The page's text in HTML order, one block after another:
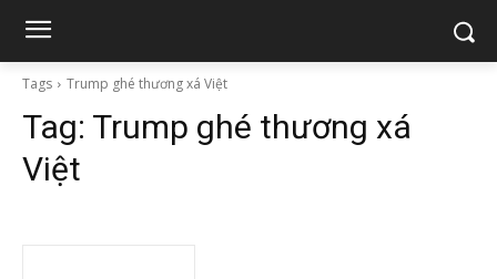
Tags Trump ghé thương xá Việt
Tag: Trump ghé thương xá
Việt